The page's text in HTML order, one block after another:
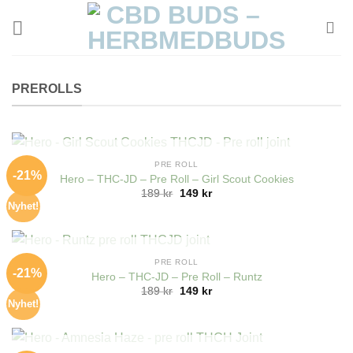
PREROLLS
-21%
Nyhet!
OUT OF STOCK
PRE ROLL
Hero – THC-JD – Pre Roll – Girl Scout Cookies
189kr 149 kr
-21%
Nyhet!
OUT OF STOCK
PRE ROLL
Hero – THC-JD – Pre Roll – Runtz
189kr 149 kr